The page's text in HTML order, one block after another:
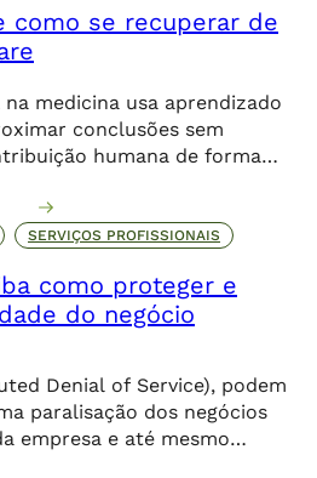
investimentos em TI, mais da
acima de 5%, superando
como se recuperar de
medicina usa aprendizado
conclusões sem
humana de forma
SERVIÇOS PROFISSIONAIS
como proteger e
do negócio
Denial of Service), podem
paralisação dos negócios
empresa e até mesmo
da companhia. Além de